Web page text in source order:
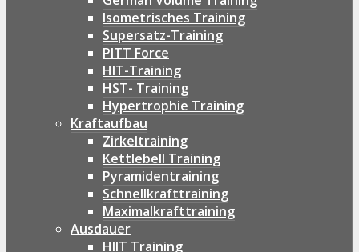
Isometrisches Training
Supersatz-Training
PITT Force
HIT-Training
HST- Training
Hypertrophie Training
Kraftaufbau
Zirkeltraining
Kettlebell Training
Pyramidentraining
Schnellkrafttraining
Maximalkrafttraining
Ausdauer
HIIT Training